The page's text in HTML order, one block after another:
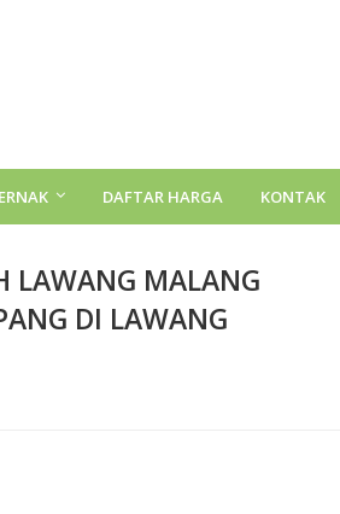
DAFTAR HARGA KONTAK
LAWANG MALANG
DI LAWANG